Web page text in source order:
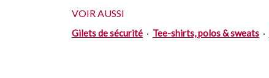
VOIR AUSSI
Gilets de sécurité · Tee-shirts, polos & sweats ·